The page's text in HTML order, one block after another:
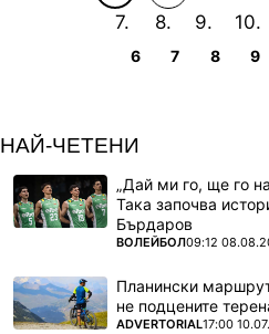
6 7 8 9
НАЙ-ЧЕТЕНИ
„Дай ми го, ще го
Така започва
Бърдаров
ПОВЕЧЕ ОТ
ВОЛЕЙБОЛ09:12
Планински
не подцените
ПОВЕЧЕ ОТ
ADVERTORIAL17:00